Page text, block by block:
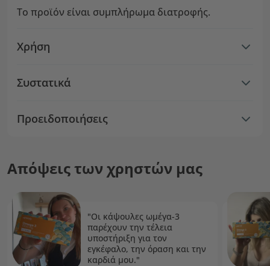
Το προϊόν είναι συμπλήρωμα διατροφής.
Χρήση
Συστατικά
Προειδοποιήσεις
Απόψεις των χρηστών μας
"Οι κάψουλες ωμέγα-3
παρέχουν την τέλεια
υποστήριξη για τον
εγκέφαλο, την όραση και την
καρδιά μου."